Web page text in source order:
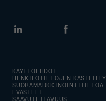
LinkedIn Facebook
KÄYTTÖEHDOT
HENKILÖTIETOJEN KÄSITTELY
SUORAMARKKINOINTITIETOA
EVÄSTEET
SAAVUTETTAVUUS